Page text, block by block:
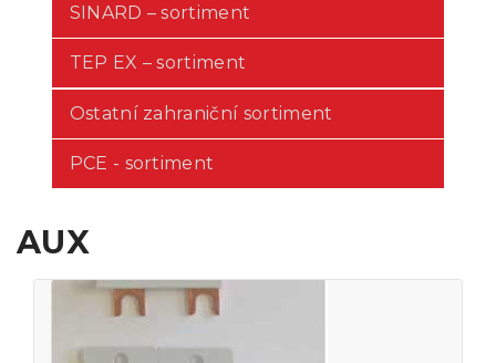
SINARD – sortiment
TEP EX – sortiment
Ostatní zahraniční sortiment
PCE - sortiment
AUX